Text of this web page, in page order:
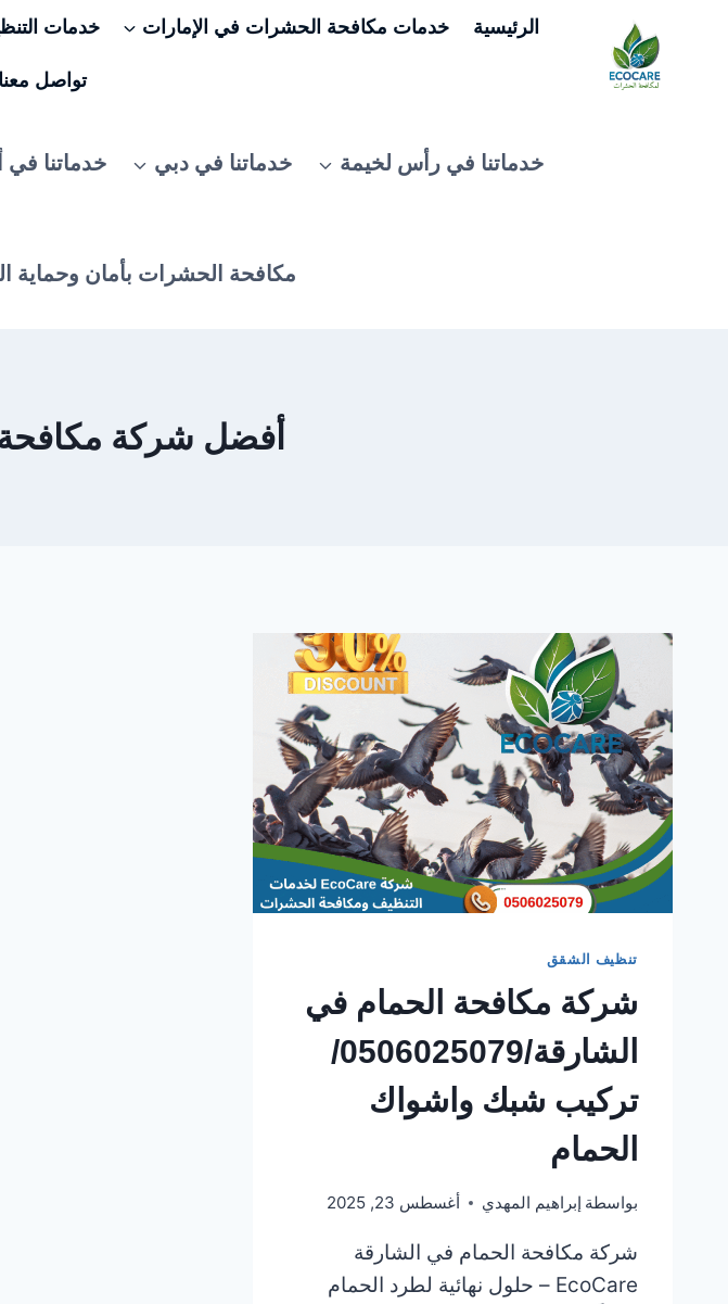
المحتوى
الرئيسية خدمات مكافحة الحشرات في الإمارات خدمات
تواصل معنا
خدماتنا في رأس لخيمة خدماتنا في دبي خدماتنا في
مكافحة الحشرات بأمان وحماية
أفضل شركة
تنظيف الشقق
شركة مكافحة الحمام في
الشارقة/0506025079/
تركيب شبك واشواك
الحمام
بواسطة إبراهيم المهدي أغسطس 23, 2025
شركة مكافحة الحمام في الشارقة
EcoCare – حلول نهائية لطرد الحمام